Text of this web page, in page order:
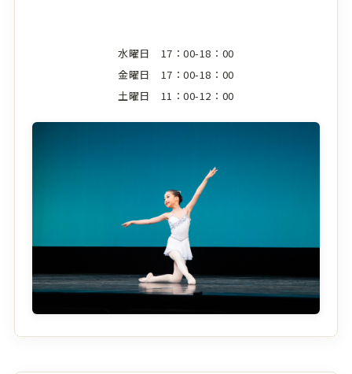
水曜日 17：00-18：00
金曜日 17：00-18：00
土曜日 11：00-12：00